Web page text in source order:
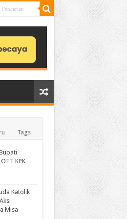
Tags
KPK
Katolik
Misa